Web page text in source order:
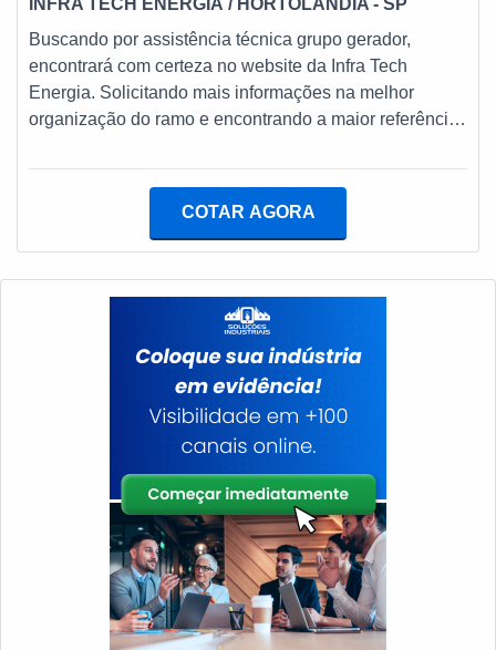
INFRA TECH ENERGIA / HORTOLÂNDIA - SP
Buscando por assistência técnica grupo gerador,
encontrará com certeza no website da Infra Tech
Energia. Solicitando mais informações na melhor
organização do ramo e encontrando a maior referência
assertiva.INFORMAÇÕES SOBRE A ASSISTÊNCIA
comprometida em realizar atendimentos 24 horas por
dia, descobre a Infra Tech Energia. Com alto know-how
em locação de geradores e venda de peças para
geradores de energia, a companhia foca em tecnologia
e desenvolvimento que gera resultado ao
cliente.Discorrendo ainda sobre assistência técnica
grupo gerador, é importante buscar uma empresa que
tenha produtos e serviços com ótima qualidade e
que mostram o comprometimento da empresa com seus
clientes.É importante lembrar que o serviço deve ser
prestado por empresas especializadas. Esse tipo de
cuidado ajuda a garantir a qualidade e assertividade do
serviço, além de evitar prejuízos com imprevistos e
execuções mal elaboradas. Assim, é possível poupar
COTAR AGORA